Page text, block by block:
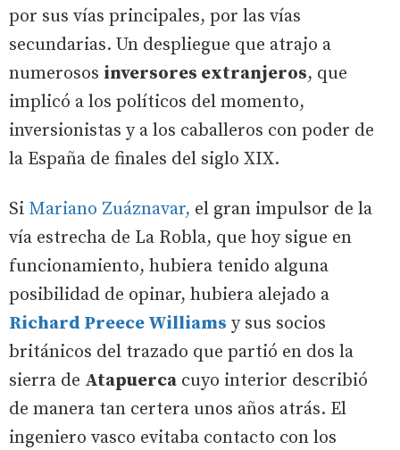
por sus vías principales, por las vías
secundarias. Un despliegue que atrajo a
numerosos inversores extranjeros, que
implicó a los políticos del momento,
inversionistas y a los caballeros con poder de
la España de finales del siglo XIX.
Si Mariano Zuáznavar, el gran impulsor de la
vía estrecha de La Robla, que hoy sigue en
funcionamiento, hubiera tenido alguna
posibilidad de opinar, hubiera alejado a
Richard Preece Williams y sus socios
británicos del trazado que partió en dos la
sierra de Atapuerca cuyo interior describió
de manera tan certera unos años atrás. El
ingeniero vasco evitaba contacto con los